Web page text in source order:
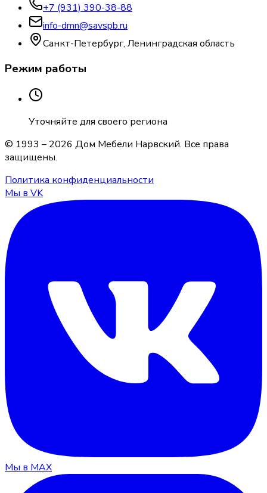
+7 (931) 390-38-88
info-dmn@savspb.ru
Санкт-Петербург, Ленинградская область
Режим работы
Уточняйте для своего региона
© 1993 – 2026 Дом Мебели Нарвский. Все права
защищены.
Политика конфиденциальности
Мы в VK
Мы в MAX